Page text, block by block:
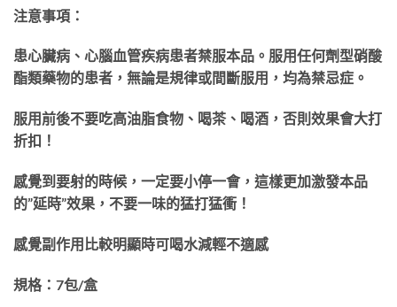
注意事項：
患心臟病、心腦血管疾病患者禁服本品。服用任何劑型硝酸
酯類藥物的患者，無論是規律或間斷服用，均為禁忌症。
服用前後不要吃高油脂食物、喝茶、喝酒，否則效果會大打
折扣！
感覺到要射的時候，一定要小停一會，這樣更加激發本品
的”延時”效果，不要一味的猛打猛衝！
感覺副作用比較明顯時可喝水減輕不適感
規格：7包/盒